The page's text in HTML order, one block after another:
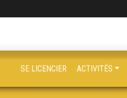
SE LICENCIER ACTIVITÉS